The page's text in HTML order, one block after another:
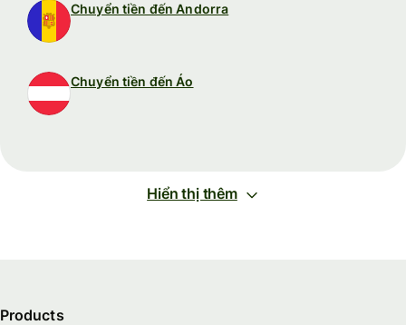
Chuyển tiền đến Andorra
Chuyển tiền đến Áo
Hiển thị thêm
Products